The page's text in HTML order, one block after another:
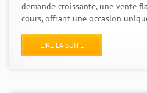
demande croissante, une vente
cours, offrant une occasion
LIRE LA SUITE